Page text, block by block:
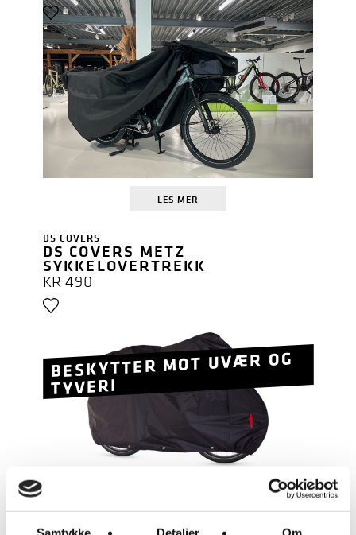
LES MER
BESKYTTER MOT UVÆR OG
TYVERI
DS COVERS
DS COVERS METZ
SYKKELOVERTREKK
KR490